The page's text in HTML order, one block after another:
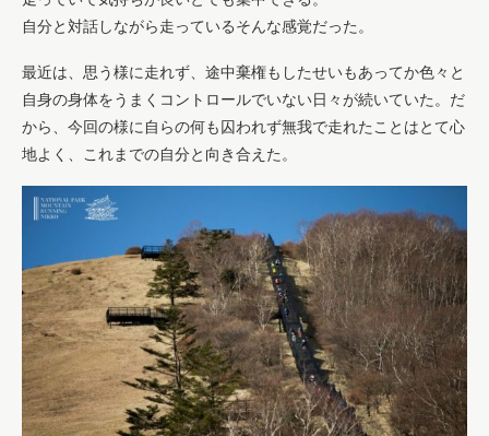
自分と対話しながら走っているそんな感覚だった。
最近は、思う様に走れず、途中棄権もしたせいもあってか色々と
自身の身体をうまくコントロールでいない日々が続いていた。だ
から、今回の様に自らの何も囚われず無我で走れたことはとて心
地よく、これまでの自分と向き合えた。